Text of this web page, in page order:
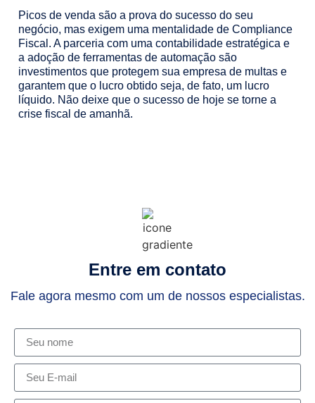
Picos de venda são a prova do sucesso do seu
negócio, mas exigem uma mentalidade de Compliance
Fiscal. A parceria com uma contabilidade estratégica e
a adoção de ferramentas de automação são
investimentos que protegem sua empresa de multas e
garantem que o lucro obtido seja, de fato, um lucro
líquido. Não deixe que o sucesso de hoje se torne a
crise fiscal de amanhã.
Entre em contato
Fale agora mesmo com um de nossos especialistas.